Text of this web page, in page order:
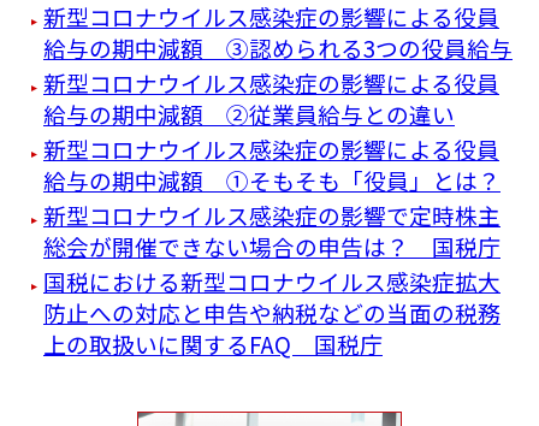
新型コロナウイルス感染症の影響による役員
給与の期中減額 ③認められる3つの役員給与
新型コロナウイルス感染症の影響による役員
給与の期中減額 ②従業員給与との違い
新型コロナウイルス感染症の影響による役員
給与の期中減額 ①そもそも「役員」とは？
新型コロナウイルス感染症の影響で定時株主
総会が開催できない場合の申告は？ 国税庁
国税における新型コロナウイルス感染症拡大
防止への対応と申告や納税などの当面の税務
上の取扱いに関するFAQ 国税庁